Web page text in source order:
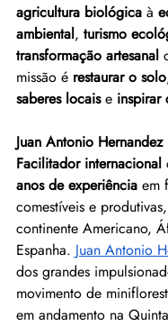
agricultura biológica à
ambiental, turismo
transformação artesanal
missão é restaurar o solo
saberes locais e inspirar
Juan Antonio Hernandez
Facilitador internacional
anos de experiência em
comestíveis e
continente Americano,
Espanha. Juan Antonio
dos grandes
movimento de
em andamento na